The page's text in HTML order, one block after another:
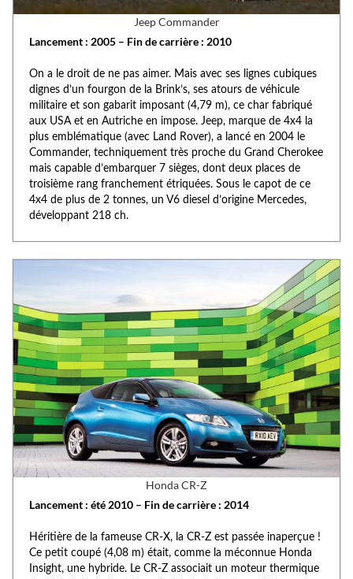
Jeep Commander
Lancement : 2005 – Fin de carrière : 2010
On a le droit de ne pas aimer. Mais avec ses lignes cubiques
dignes d’un fourgon de la Brink’s, ses atours de véhicule
militaire et son gabarit imposant (4,79 m), ce char fabriqué
aux USA et en Autriche en impose. Jeep, marque de 4x4 la
plus emblématique (avec Land Rover), a lancé en 2004 le
Commander, techniquement très proche du Grand Cherokee
mais capable d’embarquer 7 sièges, dont deux places de
troisième rang franchement étriquées. Sous le capot de ce
4x4 de plus de 2 tonnes, un V6 diesel d’origine Mercedes,
développant 218 ch.
Honda CR-Z
Lancement : été 2010 – Fin de carrière : 2014
Héritière de la fameuse CR-X, la CR-Z est passée inaperçue !
Ce petit coupé (4,08 m) était, comme la méconnue Honda
Insight, une hybride. Le CR-Z associait un moteur thermique